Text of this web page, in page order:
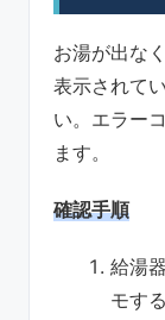
お湯が出な
表示されて
い。エラー
ます。
確認手順
給湯
モする